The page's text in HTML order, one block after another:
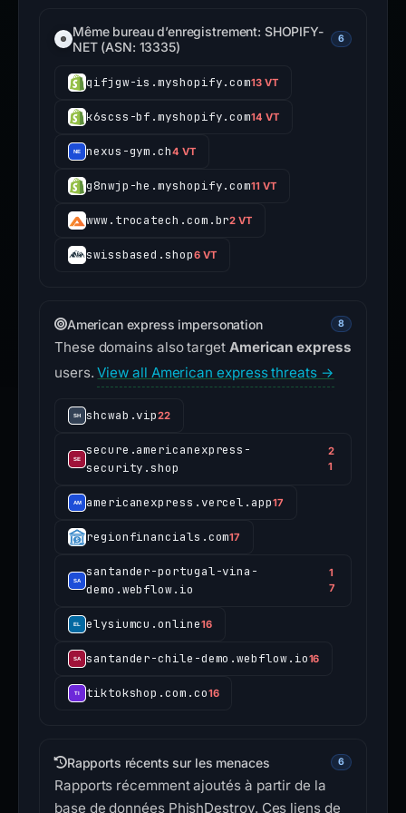
Même bureau d’enregistrement: SHOPIFY-
NET (ASN: 13335)
6
qifjgw-is.myshopify.com13 VT
k6scss-bf.myshopify.com14 VT
nexus-gym.ch4 VT
g8nwjp-he.myshopify.com11 VT
www.trocatech.com.br2 VT
swissbased.shop6 VT
American express impersonation 8
These domains also target American express
users.View all American express threats →
shcwab.vip22
secure.americanexpress-
security.shop
2
1
americanexpress.vercel.app17
regionfinancials.com17
santander-portugal-vina-
demo.webflow.io
1
7
elysiumcu.online16
santander-chile-demo.webflow.io16
tiktokshop.com.co16
Rapports récents sur les menaces 6
Rapports récemment ajoutés à partir de la
base de données PhishDestroy. Ces liens de